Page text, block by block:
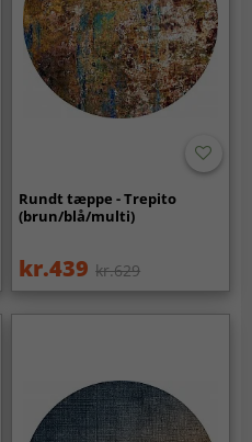
Rundt tæppe - Trepito
(brun/blå/multi)
kr.439 kr.629